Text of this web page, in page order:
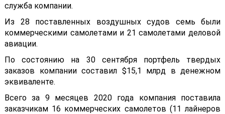
служба компании.
Из 28 поставленных воздушных судов семь были
коммерческими самолетами и 21 самолетами деловой
авиации.
По состоянию на 30 сентября портфель твердых
заказов компании составил $15,1 млрд в денежном
эквиваленте.
Всего за 9 месяцев 2020 года компания поставила
заказчикам 16 коммерческих самолетов (11 лайнеров